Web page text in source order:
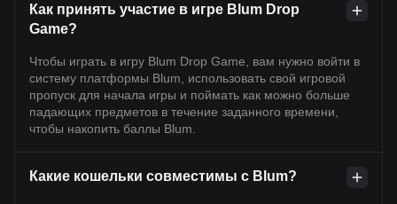
Как принять участие в игре Blum Drop
Game?
Чтобы играть в игру Blum Drop Game, вам нужно войти в
систему платформы Blum, использовать свой игровой
пропуск для начала игры и поймать как можно больше
падающих предметов в течение заданного времени,
чтобы накопить баллы Blum.
Какие кошельки совместимы с Blum?